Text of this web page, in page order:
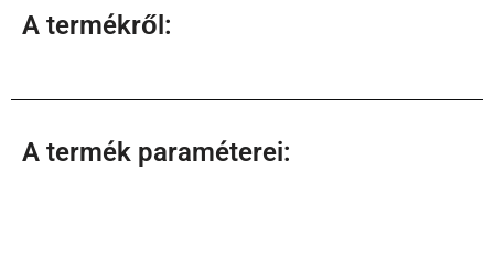
A termékről:
A termék paraméterei: